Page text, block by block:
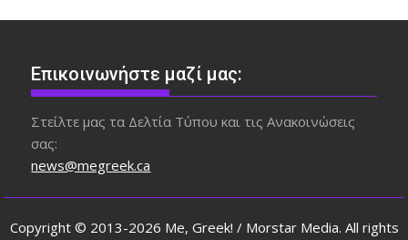
Επικοινωνήστε μαζί μας:
Στείλτε μας τα Δελτία Τύπου και τις Ανακοινώσεις
σας:
news@megreek.ca
Copyright © 2013-2026 Me, Greek! / Morstar Media. All rights